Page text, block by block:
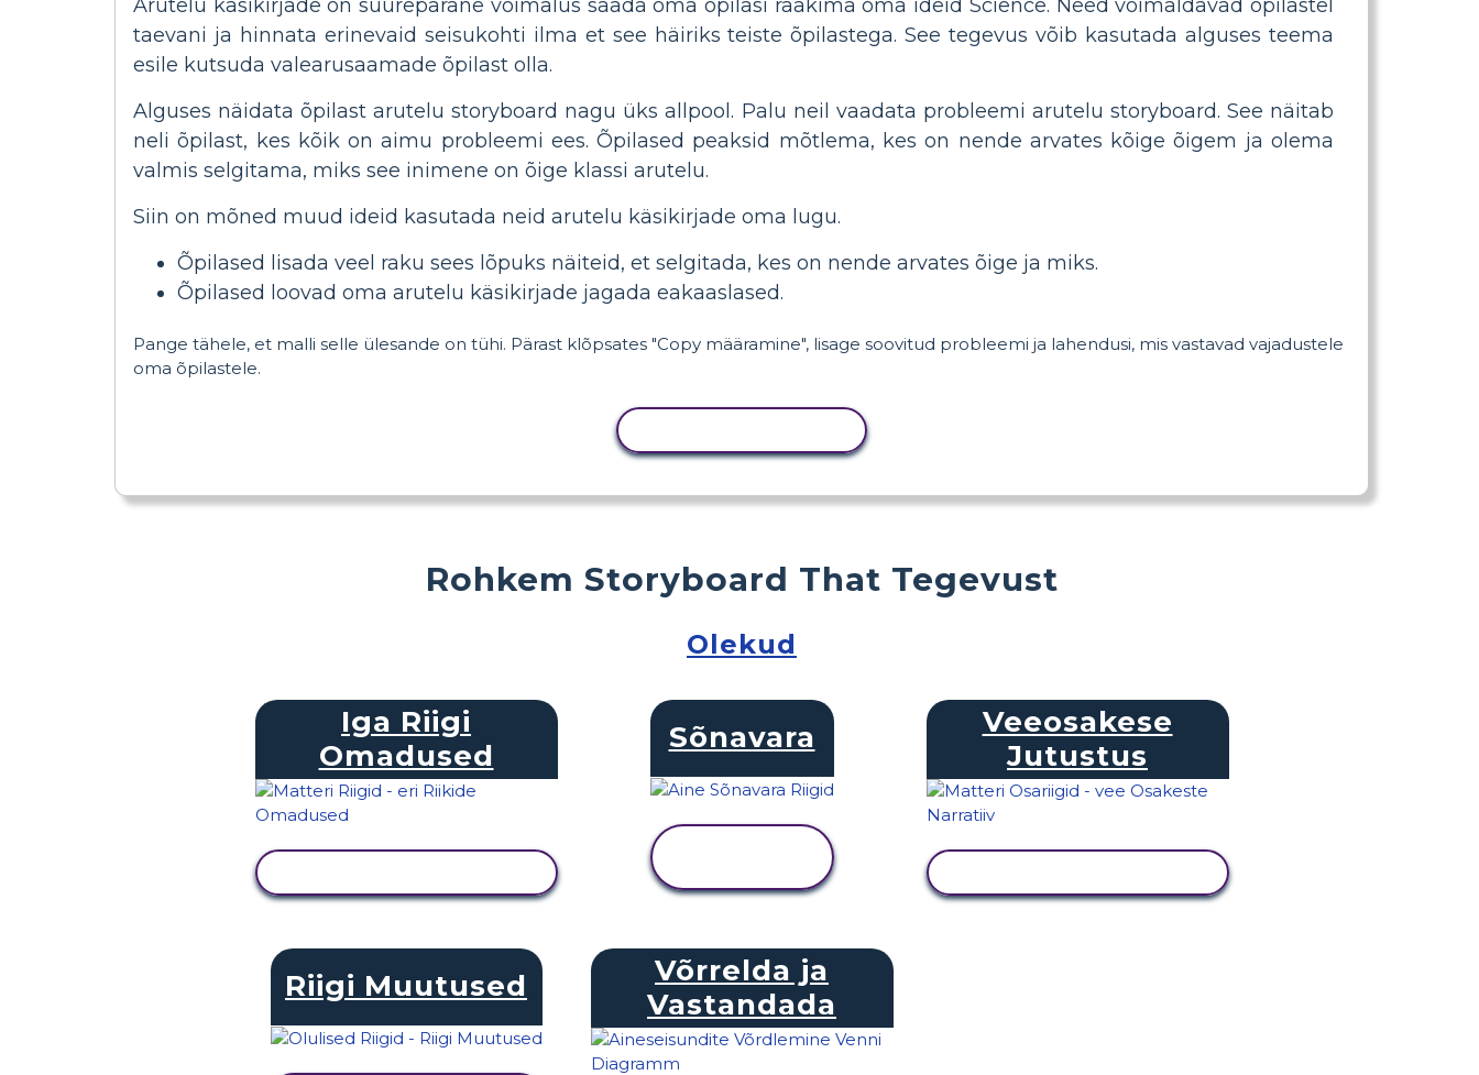
Arutelu käsikirjade on suurepärane võimalus saada oma õpilasi rääkima oma ideid Science. Need võimaldavad õpilastel
taevani ja hinnata erinevaid seisukohti ilma et see häiriks teiste õpilastega. See tegevus võib kasutada alguses teema
esile kutsuda valearusaamade õpilast olla.
Alguses näidata õpilast arutelu storyboard nagu üks allpool. Palu neil vaadata probleemi arutelu storyboard. See näitab
neli õpilast, kes kõik on aimu probleemi ees. Õpilased peaksid mõtlema, kes on nende arvates kõige õigem ja olema
valmis selgitama, miks see inimene on õige klassi arutelu.
Siin on mõned muud ideid kasutada neid arutelu käsikirjade oma lugu.
Õpilased lisada veel raku sees lõpuks näiteid, et selgitada, kes on nende arvates õige ja miks.
Õpilased loovad oma arutelu käsikirjade jagada eakaaslased.
Pange tähele, et malli selle ülesande on tühi. Pärast klõpsates "Copy määramine", lisage soovitud probleemi ja lahendusi, mis vastavad vajadustele
oma õpilastele.
Rohkem Storyboard That Tegevust
Olekud
Iga Riigi
Omadused
Sõnavara
Veeosakese
Jutustus
Riigi Muutused
Võrrelda ja
Vastandada